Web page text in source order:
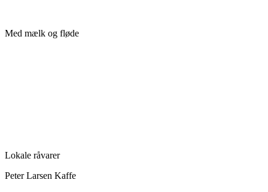
Med mælk og fløde
Lokale råvarer
Peter Larsen Kaffe